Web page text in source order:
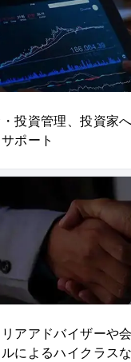
投資管理、投資家
ポート
アアドバイザーや
によるハイクラス